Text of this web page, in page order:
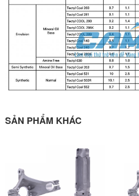
SẢN PHẨM KHÁC